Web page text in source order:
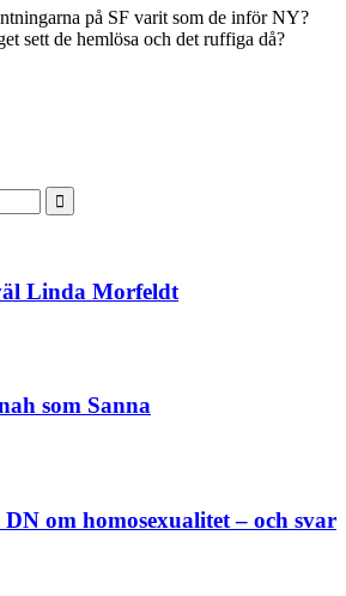
på SF varit som de inför NY?
sett de hemlösa och det ruffiga då?
Linda Morfeldt
som Sanna
om homosexualitet – och svar